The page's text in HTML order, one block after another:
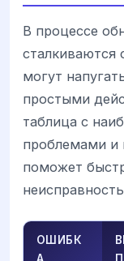
В процессе
сталкиваются
могут
простыми
таблица с
проблемами и
поможет
ОШИБК
А